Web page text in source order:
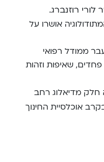
רוזנברג.
אושרו על
ממודל רפואי
שאיפות וזהות
חלק מדיאלוג רחב
אוכלסיית החינוך